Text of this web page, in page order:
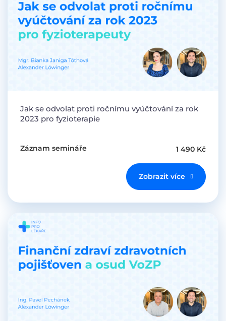
Jak se odvolat proti ročnímu vyúčtování za rok
2023 pro fyzioterapie
Záznam semináře 1 490 Kč
Zobrazit více